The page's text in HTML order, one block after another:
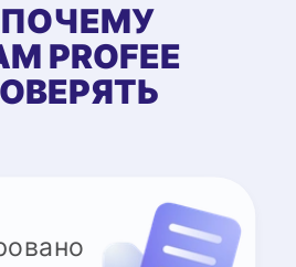
ПОЧЕМУ
PROFEE